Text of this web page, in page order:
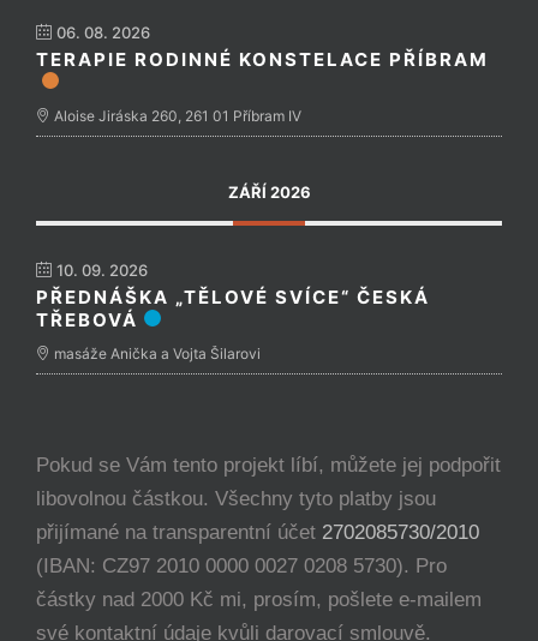
06. 08. 2026
TERAPIE RODINNÉ KONSTELACE PŘÍBRAM
Aloise Jiráska 260, 261 01 Příbram IV
ZÁŘÍ 2026
10. 09. 2026
PŘEDNÁŠKA „TĚLOVÉ SVÍCE“ ČESKÁ
TŘEBOVÁ
masáže Anička a Vojta Šilarovi
Pokud se Vám tento projekt líbí, můžete jej podpořit
libovolnou částkou. Všechny tyto platby jsou
přijímané na transparentní účet 2702085730/2010
(IBAN: CZ97 2010 0000 0027 0208 5730). Pro
částky nad 2000 Kč mi, prosím, pošlete e-mailem
své kontaktní údaje kvůli darovací smlouvě.